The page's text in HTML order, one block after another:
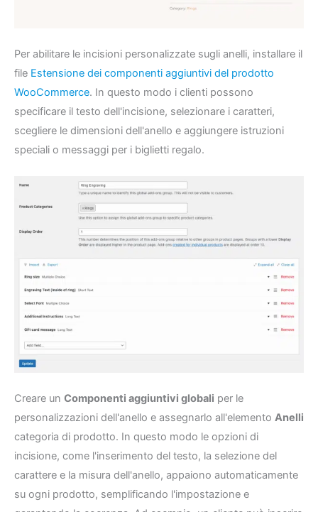
Per abilitare le incisioni personalizzate sugli anelli, installare il
file Estensione dei componenti aggiuntivi del prodotto
WooCommerce. In questo modo i clienti possono
specificare il testo dell'incisione, selezionare i caratteri,
scegliere le dimensioni dell'anello e aggiungere istruzioni
speciali o messaggi per i biglietti regalo.
Creare un Componenti aggiuntivi globali per le
personalizzazioni dell'anello e assegnarlo all'elemento Anelli
categoria di prodotto. In questo modo le opzioni di
incisione, come l'inserimento del testo, la selezione del
carattere e la misura dell'anello, appaiono automaticamente
su ogni prodotto, semplificando l'impostazione e